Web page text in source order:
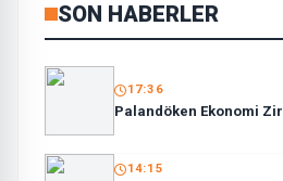
SON HABERLER
17:36
Palandöken Ekonomi
14:15